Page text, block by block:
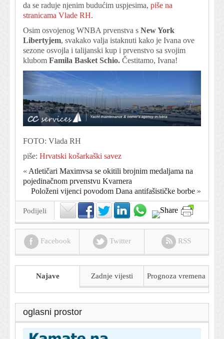
da se raduje njenim budućim uspjesima, piše na
stranicama Vlade RH.
Osim osvojenog WNBA prvenstva s New York
Libertyjem, svakako valja istaknuti kako je Ivana ove
sezone osvojla i talijanski kup i prvenstvo sa svojim
klubom Famila Basket Schio. Čestitamo, Ivana!
FOTO: Vlada RH
piše: Hrvatski košarkaški savez
« Atletičari Maximvsa se okitili brojnim medaljama na
pojedinačnom prvenstvu Kvarnera
Položeni vijenci povodom Dana antifašističke borbe »
Podijeli
Facebook Twitter RSS
Najave Zadnje vijesti Prognoza vremena
oglasni prostor